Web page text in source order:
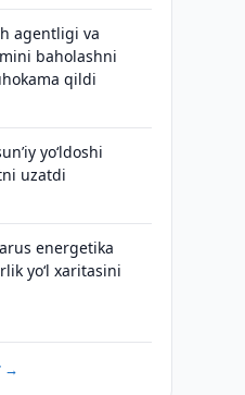
agentligi va
baholashni
qildi
yo‘ldoshi
uzatdi
energetika
yoʻl xaritasini
→